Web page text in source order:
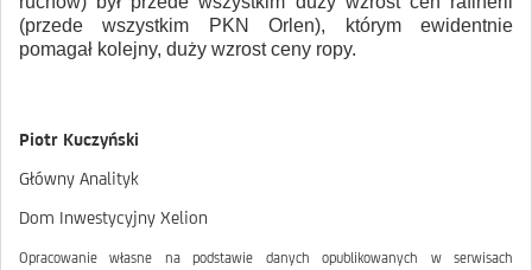
(przede wszystkim PKN Orlen), którym ewidentnie
pomagał kolejny, duży wzrost ceny ropy.
Piotr Kuczyński
Główny Analityk
Dom Inwestycyjny Xelion
Opracowanie własne na podstawie danych opublikowanych w serwisach